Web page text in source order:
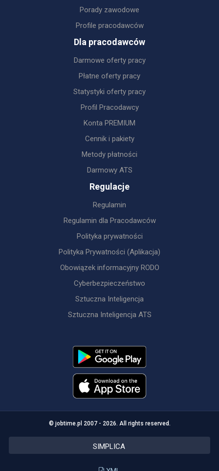
Porady zawodowe
Profile pracodawców
Dla pracodawców
Darmowe oferty pracy
Płatne oferty pracy
Statystyki oferty pracy
Profil Pracodawcy
Konta PREMIUM
Cennik i pakiety
Metody płatności
Darmowy ATS
Regulacje
Regulamin
Regulamin dla Pracodawców
Polityka prywatności
Polityka Prywatności (Aplikacja)
Obowiązek informacyjny RODO
Cyberbezpieczeństwo
Sztuczna Inteligencja
Sztuczna Inteligencja ATS
© jobtime.pl 2007 - 2026. All rights reserved.
SIMPLICA